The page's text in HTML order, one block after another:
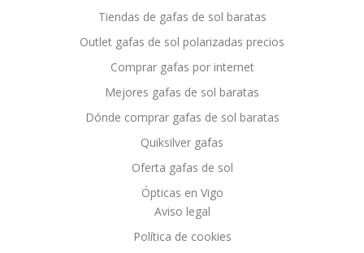
Tiendas de gafas de sol baratas
Outlet gafas de sol polarizadas precios
Comprar gafas por internet
Mejores gafas de sol baratas
Dónde comprar gafas de sol baratas
Quiksilver gafas
Oferta gafas de sol
Ópticas en Vigo
Aviso legal
Política de cookies